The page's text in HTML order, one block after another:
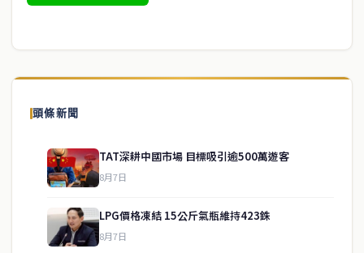
頭條新聞
TAT深耕中國市場 目標吸引逾500萬遊客
8月7日
LPG價格凍結 15公斤氣瓶維持423銖
8月7日